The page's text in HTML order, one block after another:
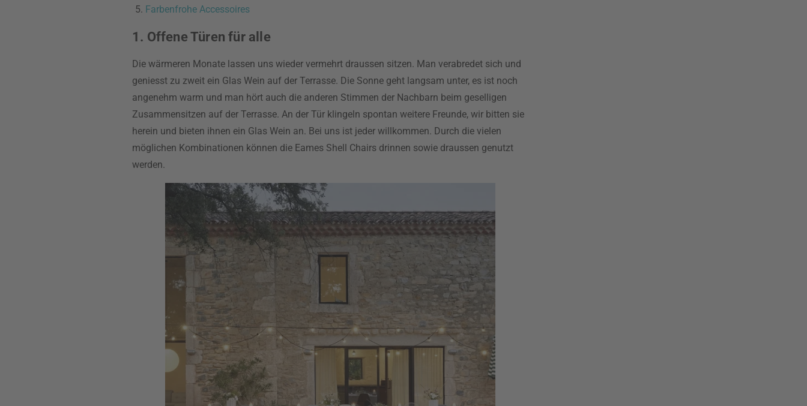
Farbenfrohe Accessoires
1. Offene Türen für alle
Die wärmeren Monate lassen uns wieder vermehrt draussen sitzen. Man verabredet sich und
geniesst zu zweit ein Glas Wein auf der Terrasse. Die Sonne geht langsam unter, es ist noch
angenehm warm und man hört auch die anderen Stimmen der Nachbarn beim geselligen
Zusammensitzen auf der Terrasse. An der Tür klingeln spontan weitere Freunde, wir bitten sie
herein und bieten ihnen ein Glas Wein an. Bei uns ist jeder willkommen. Durch die vielen
möglichen Kombinationen können die Eames Shell Chairs drinnen sowie draussen genutzt
werden.